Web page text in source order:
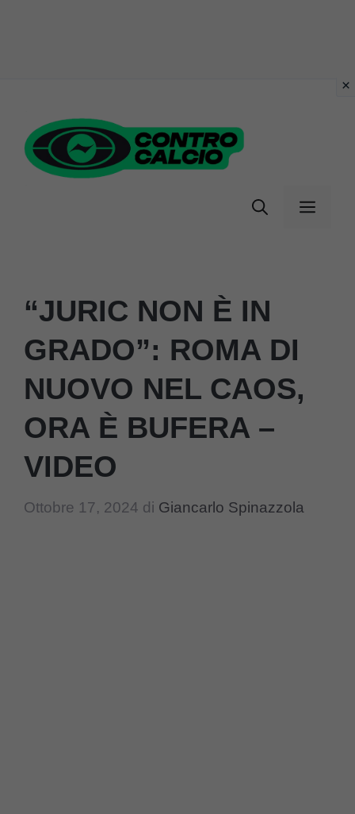
contenuto
Menu
“JURIC NON È IN
GRADO”: ROMA DI
NUOVO NEL CAOS,
ORA È BUFERA –
VIDEO
Ottobre 17, 2024 di Giancarlo Spinazzola